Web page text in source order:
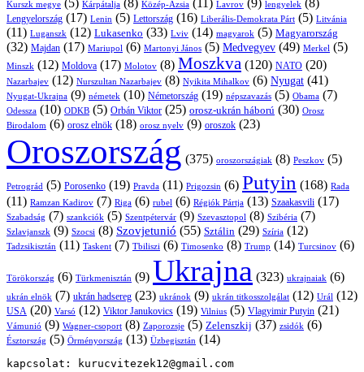
Kurszk megye (5) Kárpátalja (8) Közép-Ázsia (11) Lavrov (9) lengyelek (8)
Lengyelország (17) Lenin (5) Lettország (16) Liberális-Demokrata Párt (5) Litvánia
(11) Luganszk (12) Lukasenko (33) Lviv (14) magyarok (5) Magyarország
(32) Majdan (17) Mariupol (6) Martonyi János (5) Medvegyev (49) Merkel (5)
Minszk (12) Moldova (17) Molotov (8) Moszkva (120) NATO (20)
Nazarbajev (12) Nurszultan Nazarbajev (8) Nyikita Mihalkov (6) Nyugat (41)
Nyugat-Ukrajna (9) németek (10) Németország (19) népszavazás (5) Obama (7)
Odessza (10) ODKB (5) Orbán Viktor (25) orosz-ukrán háború (30) Orosz
Birodalom (6) orosz elnök (18) orosz nyelv (9) oroszok (23)
Oroszország (375) oroszországiak (8) Peszkov (5)
Petrográd (5) Porosenko (19) Pravda (11) Prigozsin (6) Putyin (168) Rada
(11) Ramzan Kadirov (7) Riga (6) rubel (6) Régiók Pártja (13) Szaakasvili (17)
Szabadság (7) szankciók (5) Szentpétervár (9) Szevasztopol (8) Szibéria (7)
Szlavjanszk (9) Szocsi (8) Szovjetunió (55) Sztálin (29) Szíria (12)
Tadzsikisztán (11) Taskent (7) Tbiliszi (6) Timosenko (8) Trump (14) Turcsinov (6)
Törökország (6) Türkmenisztán (9) Ukrajna (323) ukrajnaiak (6)
ukrán elnök (7) ukrán hadsereg (23) ukránok (9) ukrán titkosszolgálat (12) Urál (12)
USA (20) Varsó (12) Viktor Janukovics (19) Vilnius (5) Vlagyimir Putyin (21)
Vámunió (9) Wagner-csoport (8) Zaporozsje (5) Zelenszkij (37) zsidók (6)
Észtország (5) Örményország (13) Üzbegisztán (14)
kapcsolat: kurucvitezek12@gmail.com